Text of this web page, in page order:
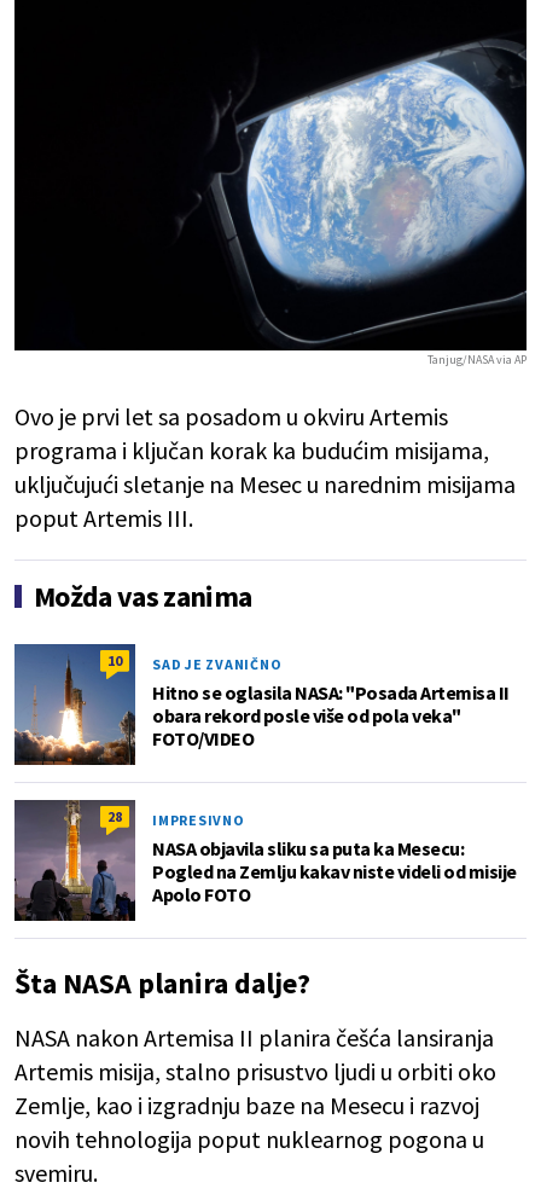
Tanjug/NASA via AP
Ovo je prvi let sa posadom u okviru Artemis
programa i ključan korak ka budućim misijama,
uključujući sletanje na Mesec u narednim misijama
poput Artemis III.
Možda vas zanima
10 SAD JE ZVANIČNO
Hitno se oglasila NASA: "Posada Artemisa II
obara rekord posle više od pola veka"
FOTO/VIDEO
28 IMPRESIVNO
NASA objavila sliku sa puta ka Mesecu:
Pogled na Zemlju kakav niste videli od misije
Apolo FOTO
Šta NASA planira dalje?
NASA nakon Artemisa II planira češća lansiranja
Artemis misija, stalno prisustvo ljudi u orbiti oko
Zemlje, kao i izgradnju baze na Mesecu i razvoj
novih tehnologija poput nuklearnog pogona u
svemiru.